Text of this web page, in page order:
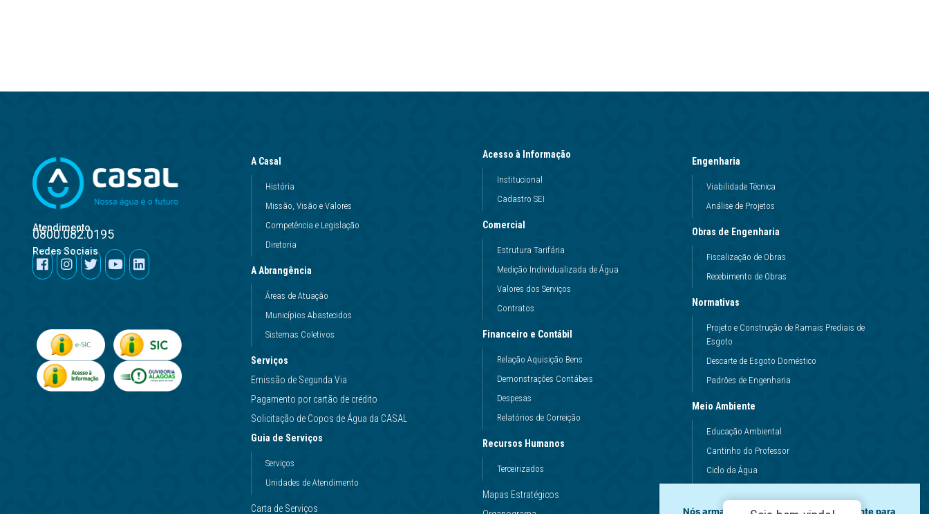
Atendimento
0800.082.0195
Redes Sociais
A Casal
História
Missão, Visão e Valores
Competência e Legislação
Diretoria
A Abrangência
Áreas de Atuação
Municípios Abastecidos
Sistemas Coletivos
Serviços
Emissão de Segunda Via
Pagamento por cartão de crédito
Solicitação de Copos de Água da CASAL
Guia de Serviços
Serviços
Unidades de Atendimento
Carta de Serviços
Acesso à Informação
Institucional
Cadastro SEI
Comercial
Estrutura Tarifária
Medição Individualizada de Água
Valores dos Serviços
Contratos
Financeiro e Contábil
Relação Aquisição Bens
Demonstrações Contábeis
Despesas
Relatórios de Correição
Recursos Humanos
Terceirizados
Mapas Estratégicos
Engenharia
Viabilidade Técnica
Análise de Projetos
Obras de Engenharia
Fiscalização de Obras
Recebimento de Obras
Normativas
Projeto e Construção de Ramais Prediais de
Esgoto
Descarte de Esgoto Doméstico
Padrões de Engenharia
Meio Ambiente
Educação Ambiental
Cantinho do Professor
Ciclo da Água
Dinâmicas da Escola
Nós armazenamos dados temporariamente para